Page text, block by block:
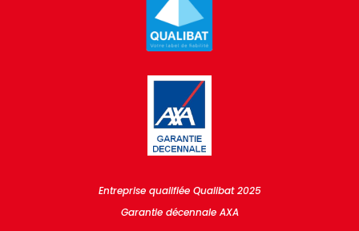
Entreprise qualifiée Qualibat 2025
Garantie décennale AXA